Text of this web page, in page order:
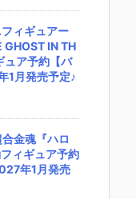
フィギュアー
GHOST IN TH
ュア予約【バ
1月発売予定♪
合金魂『ハロ
ィギュア予約
年1月発売